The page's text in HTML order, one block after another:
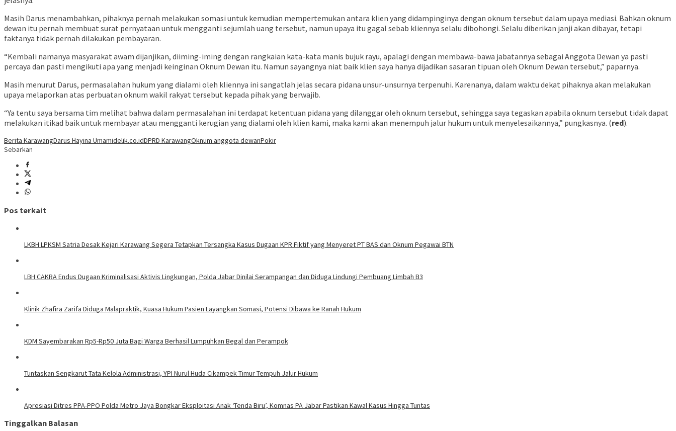
Masih Darus menambahkan, pihaknya pernah melakukan somasi untuk kemudian mempertemukan antara klien yang didampinginya dengan oknum tersebut dalam upaya mediasi. Bahkan oknum
dewan itu pernah membuat surat pernyataan untuk mengganti sejumlah uang tersebut, namun upaya itu gagal sebab kliennya selalu dibohongi. Selalu diberikan janji akan dibayar, tetapi
faktanya tidak pernah dilakukan pembayaran.
“Kembali namanya masyarakat awam dijanjikan, diiming-iming dengan rangkaian kata-kata manis bujuk rayu, apalagi dengan membawa-bawa jabatannya sebagai Anggota Dewan ya pasti
percaya dan pasti mengikuti apa yang menjadi keinginan Oknum Dewan itu. Namun sayangnya niat baik klien saya hanya dijadikan sasaran tipuan oleh Oknum Dewan tersebut,” paparnya.
Masih menurut Darus, permasalahan hukum yang dialami oleh kliennya ini sangatlah jelas secara pidana unsur-unsurnya terpenuhi. Karenanya, dalam waktu dekat pihaknya akan melakukan
upaya melaporkan atas perbuatan oknum wakil rakyat tersebut kepada pihak yang berwajib.
“Ya tentu saya bersama tim melihat bahwa dalam permasalahan ini terdapat ketentuan pidana yang dilanggar oleh oknum tersebut, sehingga saya tegaskan apabila oknum tersebut tidak dapat
melakukan itikad baik untuk membayar atau mengganti kerugian yang dialami oleh klien kami, maka kami akan menempuh jalur hukum untuk menyelesaikannya,” pungkasnya. (red).
Berita KarawangDarus Hayina Umamidelik.co.idDPRD KarawangOknum anggota dewanPokir
Sebarkan
Pos terkait
LKBH LPKSM Satria Desak Kejari Karawang Segera Tetapkan Tersangka Kasus Dugaan KPR Fiktif yang Menyeret PT BAS dan Oknum Pegawai BTN
LBH CAKRA Endus Dugaan Kriminalisasi Aktivis Lingkungan, Polda Jabar Dinilai Serampangan dan Diduga Lindungi Pembuang Limbah B3
Klinik Zhafira Zarifa Diduga Malapraktik, Kuasa Hukum Pasien Layangkan Somasi, Potensi Dibawa ke Ranah Hukum
KDM Sayembarakan Rp5-Rp50 Juta Bagi Warga Berhasil Lumpuhkan Begal dan Perampok
Tuntaskan Sengkarut Tata Kelola Administrasi, YPI Nurul Huda Cikampek Timur Tempuh Jalur Hukum
Apresiasi Ditres PPA-PPO Polda Metro Jaya Bongkar Eksploitasi Anak ‘Tenda Biru’, Komnas PA Jabar Pastikan Kawal Kasus Hingga Tuntas
Tinggalkan Balasan